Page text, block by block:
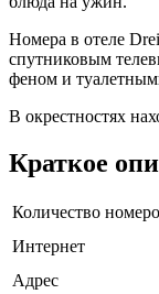
Номера в отеле
спутниковым
феном и
В окрестностях
Краткое
Количество
Интернет
Адрес